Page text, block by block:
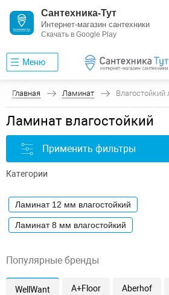
Сантехника-Тут
Интернет-магазин сантехники
Скачать в Google Play
Меню
Главная Ламинат Влагостойкий
Ламинат влагостойкий
Применить фильтры
Категории
Ламинат 12 мм влагостойкий
Ламинат 8 мм влагостойкий
Популярные бренды
WellWant A+Floor Aberhof